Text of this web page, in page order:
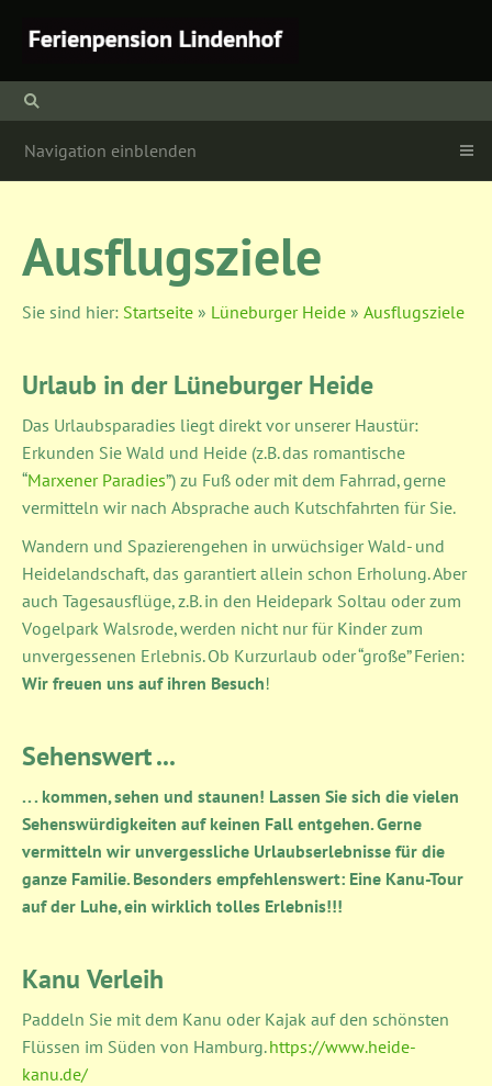
Navigation einblenden
Ausflugsziele
Sie sind hier: Startseite » Lüneburger Heide » Ausflugsziele
Urlaub in der Lüneburger Heide
Das Urlaubsparadies liegt direkt vor unserer Haustür:
Erkunden Sie Wald und Heide (z.B. das romantische
“Marxener Paradies”) zu Fuß oder mit dem Fahrrad, gerne
vermitteln wir nach Absprache auch Kutschfahrten für Sie.
Wandern und Spazierengehen in urwüchsiger Wald- und
Heidelandschaft, das garantiert allein schon Erholung. Aber
auch Tagesausflüge, z.B. in den Heidepark Soltau oder zum
Vogelpark Walsrode, werden nicht nur für Kinder zum
unvergessenen Erlebnis. Ob Kurzurlaub oder “große” Ferien:
Wir freuen uns auf ihren Besuch!
Sehenswert ...
. . . kommen, sehen und staunen! Lassen Sie sich die vielen
Sehenswürdigkeiten auf keinen Fall entgehen. Gerne
vermitteln wir unvergessliche Urlaubserlebnisse für die
ganze Familie. Besonders empfehlenswert: Eine Kanu-Tour
auf der Luhe, ein wirklich tolles Erlebnis!!!
Kanu Verleih
Paddeln Sie mit dem Kanu oder Kajak auf den schönsten
Flüssen im Süden von Hamburg.https://www.heide-
kanu.de/